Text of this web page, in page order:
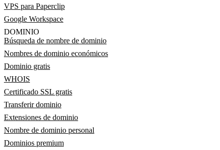
VPS para Paperclip
Google Workspace
DOMINIO
Búsqueda de nombre de dominio
Nombres de dominio económicos
Dominio gratis
WHOIS
Certificado SSL gratis
Transferir dominio
Extensiones de dominio
Nombre de dominio personal
Dominios premium